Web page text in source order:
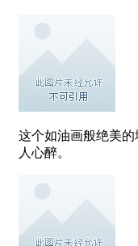
这个如油画般绝美
人心醉。